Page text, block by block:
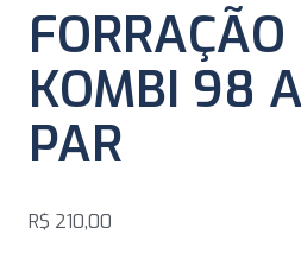
KOMBI 98
PAR
R$ 210,00